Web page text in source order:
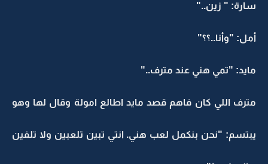
سارة: " زين.."
أمل: "وأنا..؟؟"
مايد: "تمي هني عند مترف.."
مترف اللي كان فاهم قصد مايد اطالع امولة وقال لها وهو
يبتسم: "نحن بنكمل لعب هني. انتي تبين تلعبين ولا تلفين